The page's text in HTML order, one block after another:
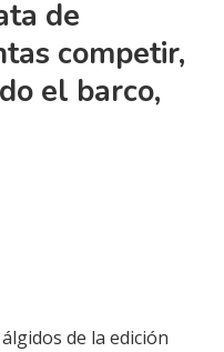
de
competir,
el barco,
de la edición